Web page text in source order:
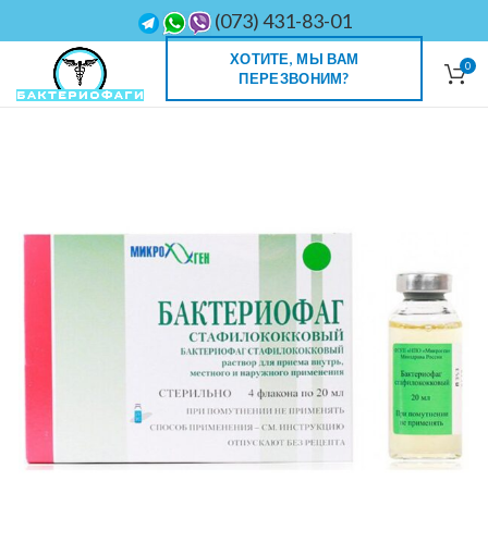
(073) 431-83-01
ХОТИТЕ, МЫ ВАМ
ПЕРЕЗВОНИМ?
0